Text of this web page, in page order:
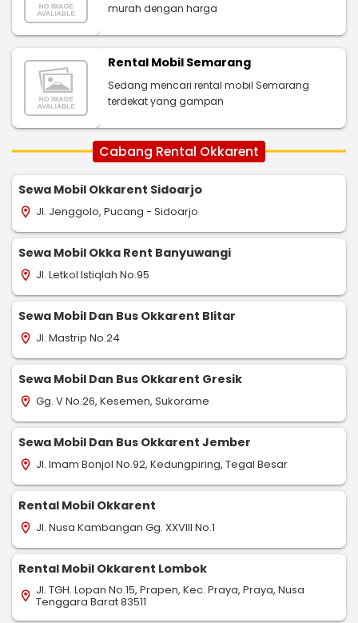
murah dengan harga
Rental Mobil Semarang
Sedang mencari rental mobil Semarang
terdekat yang gampan
Cabang Rental Okkarent
Sewa Mobil Okkarent Sidoarjo
location_on Jl. Jenggolo, Pucang - Sidoarjo
Sewa Mobil Okka Rent Banyuwangi
location_on Jl. Letkol Istiqlah No.95
Sewa Mobil Dan Bus Okkarent Blitar
location_on Jl. Mastrip No.24
Sewa Mobil Dan Bus Okkarent Gresik
location_on Gg. V No.26, Kesemen, Sukorame
Sewa Mobil Dan Bus Okkarent Jember
location_on Jl. Imam Bonjol No.92, Kedungpiring, Tegal Besar
Rental Mobil Okkarent
location_on Jl. Nusa Kambangan Gg. XXVIII No.1
Rental Mobil Okkarent Lombok
location_on Jl. TGH. Lopan No.15, Prapen, Kec. Praya, Praya, Nusa
Tenggara Barat 83511